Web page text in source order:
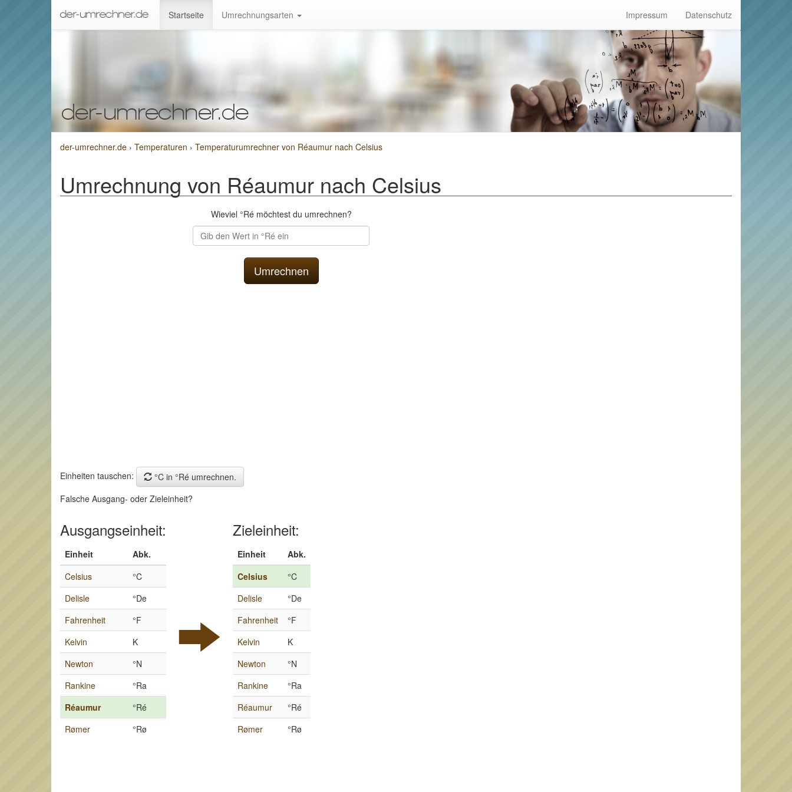
Startseite Umrechnungsarten Impressum Datenschutz
der-umrechner.de › Temperaturen › Temperaturumrechner von Réaumur nach Celsius
Umrechnung von Réaumur nach Celsius
Wieviel °Ré möchtest du umrechnen?
Einheiten tauschen:
°C in °Ré umrechnen.
Falsche Ausgang- oder Zieleinheit?
Ausgangseinheit:
Einheit
Abk.
Celsius
°C
Delisle
°De
Fahrenheit
°F
Kelvin
K
Newton
°N
Rankine
°Ra
Réaumur
°Ré
Rømer
°Rø
Zieleinheit:
Einheit
Abk.
Celsius
°C
Delisle
°De
Fahrenheit
°F
Kelvin
K
Newton
°N
Rankine
°Ra
Réaumur
°Ré
Rømer
°Rø